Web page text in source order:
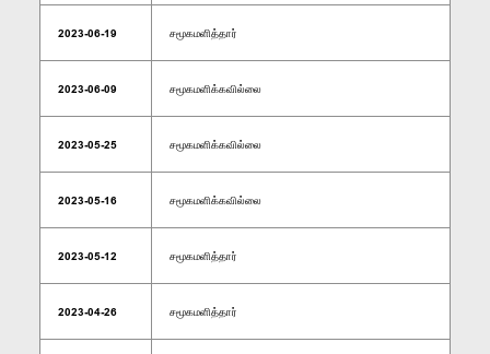
2023-06-19 சமூகமளித்தார்
2023-06-09 சமூகமளிக்கவில்லை
2023-05-25 சமூகமளிக்கவில்லை
2023-05-16 சமூகமளிக்கவில்லை
2023-05-12 சமூகமளித்தார்
2023-04-26 சமூகமளித்தார்